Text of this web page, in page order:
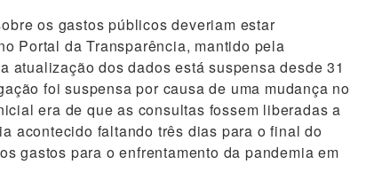
os gastos públicos deveriam estar
Portal da Transparência, mantido pela
atualização dos dados está suspensa desde 31
foi suspensa por causa de uma mudança no
era de que as consultas fossem liberadas a
acontecido faltando três dias para o final do
gastos para o enfrentamento da pandemia em